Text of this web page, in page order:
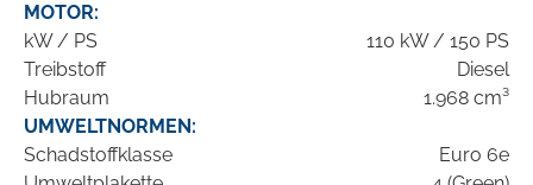
MOTOR:
kW / PS
110 kW / 150 PS
Treibstoff
Diesel
Hubraum
1.968 cm³
UMWELTNORMEN:
Schadstoffklasse
Euro 6e